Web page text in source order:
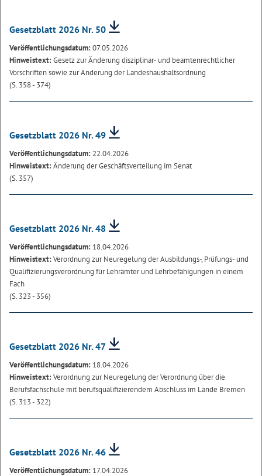
Gesetzblatt 2026 Nr. 50
Veröffentlichungsdatum:07.05.2026
Hinweistext:Gesetz zur Änderung disziplinar- und beamtenrechtlicher
Vorschriften sowie zur Änderung der Landeshaushaltsordnung
(S. 358 - 374)
Gesetzblatt 2026 Nr. 49
Veröffentlichungsdatum: 22.04.2026
Hinweistext:Änderung der Geschäftsverteilung im Senat
(S. 357)
Gesetzblatt 2026 Nr. 48
Veröffentlichungsdatum: 18.04.2026
Hinweistext:Verordnung zur Neuregelung der Ausbildungs-, Prüfungs- und
Qualifizierungsverordnung für Lehrämter und Lehrbefähigungen in einem
Fach
(S. 323 - 356)
Gesetzblatt 2026 Nr. 47
Veröffentlichungsdatum: 18.04.2026
Hinweistext:Verordnung zur Neuregelung der Verordnung über die
Berufsfachschule mit berufsqualifizierendem Abschluss im Lande Bremen
(S. 313 - 322)
Gesetzblatt 2026 Nr. 46
Veröffentlichungsdatum: 17.04.2026